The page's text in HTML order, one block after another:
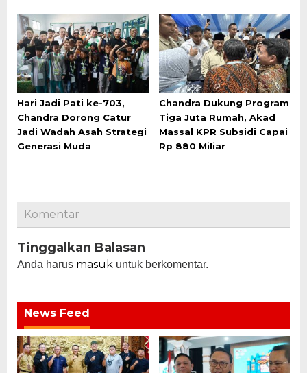
Hari Jadi Pati ke-703,
Chandra Dorong Catur
Jadi Wadah Asah Strategi
Generasi Muda
Chandra Dukung Program
Tiga Juta Rumah, Akad
Massal KPR Subsidi Capai
Rp 880 Miliar
Komentar
Tinggalkan Balasan
Anda harus masuk untuk berkomentar.
News Feed